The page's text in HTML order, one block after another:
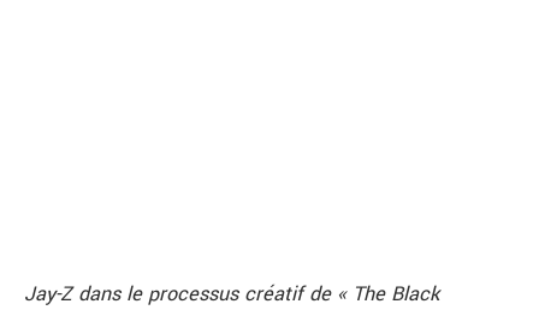
Jay-Z dans le processus créatif de « The Black